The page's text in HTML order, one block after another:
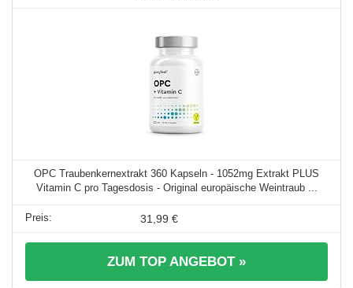
OPC Traubenkernextrakt 360 Kapseln - 1052mg Extrakt PLUS
Vitamin C pro Tagesdosis - Original europäische Weintraub ...
31,99 €
ZUM TOP ANGEBOT »